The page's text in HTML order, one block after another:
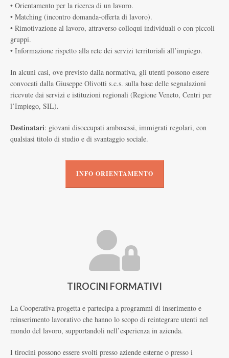
• Orientamento per la ricerca di un lavoro.
• Matching (incontro domanda-offerta di lavoro).
• Rimotivazione al lavoro, attraverso colloqui individuali o con piccoli
gruppi.
• Informazione rispetto alla rete dei servizi territoriali all’impiego.
In alcuni casi, ove previsto dalla normativa, gli utenti possono essere
convocati dalla Giuseppe Olivotti s.c.s. sulla base delle segnalazioni
ricevute dai servizi e istituzioni regionali (Regione Veneto, Centri per
l’Impiego, SIL).
Destinatari: giovani disoccupati ambosessi, immigrati regolari, con
qualsiasi titolo di studio e di svantaggio sociale.
INFO ORIENTAMENTO
TIROCINI FORMATIVI
La Cooperativa progetta e partecipa a programmi di inserimento e
reinserimento lavorativo che hanno lo scopo di reintegrare utenti nel
mondo del lavoro, supportandoli nell’esperienza in azienda.
I tirocini possono essere svolti presso aziende esterne o presso i